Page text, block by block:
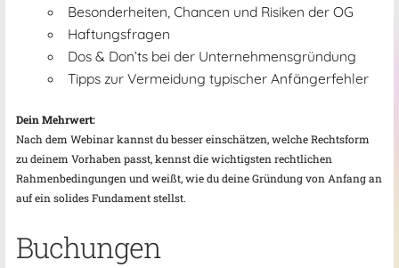
Besonderheiten, Chancen und Risiken der OG
Haftungsfragen
Dos & Don’ts bei der Unternehmensgründung
Tipps zur Vermeidung typischer Anfängerfehler
Dein Mehrwert:
Nach dem Webinar kannst du besser einschätzen, welche Rechtsform
zu deinem Vorhaben passt, kennst die wichtigsten rechtlichen
Rahmenbedingungen und weißt, wie du deine Gründung von Anfang an
auf ein solides Fundament stellst.
Buchungen